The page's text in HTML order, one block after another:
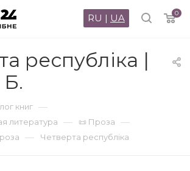
0
RU | UA
республіка |
книг —
литература — 📜 Проза —
— Четверта республіка